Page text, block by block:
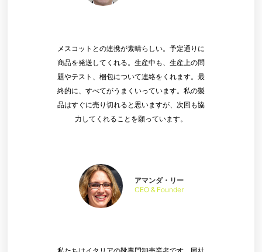
アマンダ・リー
CEO & Founder
メスコットとの連携が素晴らしい。予定通りに
商品を発送してくれる。生産中も、生産上の問
題やテスト、梱包について連絡をくれます。最
終的に、すべてがうまくいっています。私の製
品はすぐに売り切れると思いますが、次回も協
力してくれることを願っています。